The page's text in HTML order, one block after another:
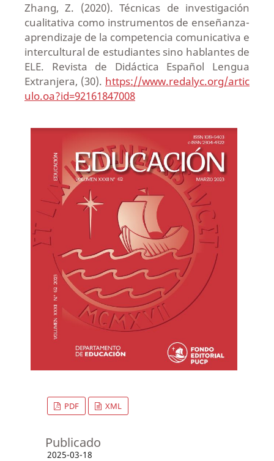
Zhang, Z. (2020). Técnicas de investigación
cualitativa como instrumentos de enseñanza-
aprendizaje de la competencia comunicativa e
intercultural de estudiantes sino hablantes de
ELE. Revista de Didáctica Español Lengua
Extranjera, (30). https://www.redalyc.org/artic
ulo.oa?id=92161847008
PDF XML
Publicado
2025-03-18